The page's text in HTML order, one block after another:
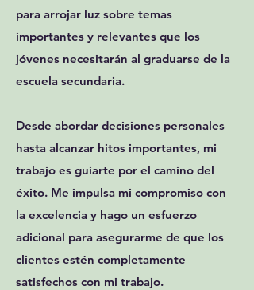
para arrojar luz sobre temas
importantes y relevantes que los
jóvenes necesitarán al graduarse de la
escuela secundaria.
Desde abordar decisiones personales
hasta alcanzar hitos importantes, mi
trabajo es guiarte por el camino del
éxito. Me impulsa mi compromiso con
la excelencia y hago un esfuerzo
adicional para asegurarme de que los
clientes estén completamente
satisfechos con mi trabajo.